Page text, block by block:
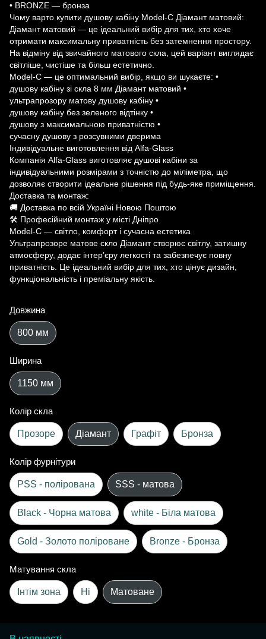
• BRONZE — бронза
Чому варто купити душову кабіну Model-C Діамант матовий:
Діамант матовий — це ідеальний вибір для тих, хто хоче
отримати максимальну приватність без затемнення простору.
На відміну від звичайного матового скла, цей варіант виглядає
світліше, чистіше та більш естетично.
Model-C — це оптимальний вибір, якщо ви шукаєте: •
душову кабіну зі скла 8 мм Діамант матовий •
ультрапрозору матову душову кабіну •
душову кабіну без зеленого відтінку •
душову з максимальною приватністю •
сучасну душову з розсувними дверима
Індивідуальне виготовлення від Alfa-Glass
Компанія Alfa-Glass виготовляє душові кабіни за
індивідуальними розмірами з точністю до міліметра, що
дозволяє створити ідеальне рішення під будь-яке приміщення.
Доставка та монтаж:
🚚 Доставка по всій Україні Новою Поштою
🛠 Професійний монтаж у місті Дніпро
Model-C — світло, комфорт і сучасна естетика
Ультрапрозоре матове скло Діамант створює світлу, затишну
атмосферу, додає інтер’єру легкості та забезпечує повну
приватність. Це ідеальний вибір для тих, хто цінує дизайн,
функціональність і преміальну якість.
Довжина
800 мм
Ширина
1150 мм
Колір скла
Прозоре Діамант Графіт Бронза
Колір фурнітури
PSS - полірована SSS - матова
Black - Чорна матова white - Біла матова
Gold - Золото поліроване Bronze - Бронза
Матування скла
Інтім зона Ні Матоване